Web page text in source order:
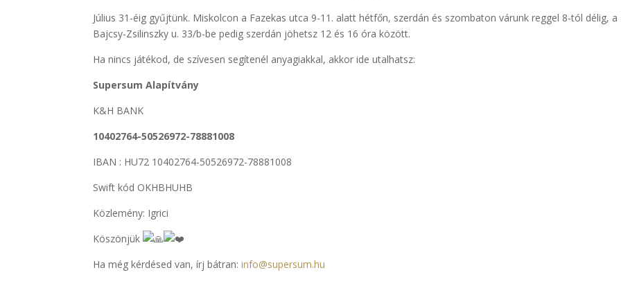
Július 31-éig gyűjtünk. Miskolcon a Fazekas utca 9-11. alatt hétfőn, szerdán és szombaton várunk reggel 8-tól délig, a
Bajcsy-Zsilinszky u. 33/b-be pedig szerdán jöhetsz 12 és 16 óra között.
Ha nincs játékod, de szívesen segítenél anyagiakkal, akkor ide utalhatsz:
Supersum Alapítvány
K&H BANK
10402764-50526972-78881008
IBAN : HU72 10402764-50526972-78881008
Swift kód OKHBHUHB
Közlemény: Igrici
Köszönjük
Ha még kérdésed van, írj bátran:info@supersum.hu